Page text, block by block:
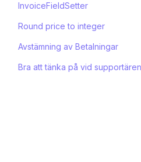
InvoiceFieldSetter
Round price to integer
Avstämning av Betalningar
Bra att tänka på vid